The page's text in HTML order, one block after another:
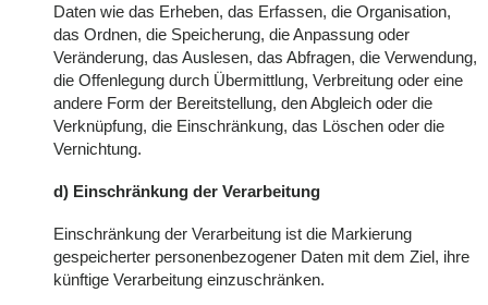
Daten wie das Erheben, das Erfassen, die Organisation,
das Ordnen, die Speicherung, die Anpassung oder
Veränderung, das Auslesen, das Abfragen, die Verwendung,
die Offenlegung durch Übermittlung, Verbreitung oder eine
andere Form der Bereitstellung, den Abgleich oder die
Verknüpfung, die Einschränkung, das Löschen oder die
Vernichtung.
d) Einschränkung der Verarbeitung
Einschränkung der Verarbeitung ist die Markierung
gespeicherter personenbezogener Daten mit dem Ziel, ihre
künftige Verarbeitung einzuschränken.